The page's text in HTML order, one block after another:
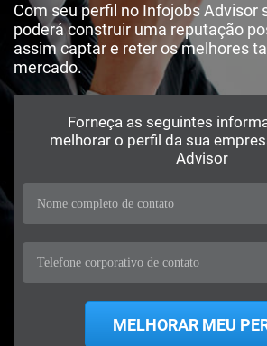
Com seu perfil no Infojobs Advisor
poderá construir uma reputação
assim captar e reter os melhores
mercado.
Forneça as seguintes
melhorar o perfil da sua
Advisor